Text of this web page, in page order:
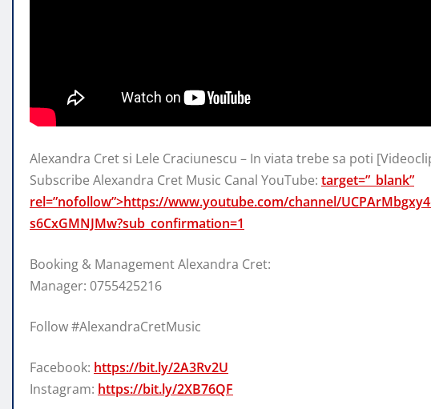
Alexandra Cret si Lele Craciunescu – In viata trebe sa poti
Subscribe Alexandra Cret Music Canal YouTube: target=”_blank”
rel=”nofollow”>https://www.youtube.com/channel/
s6CxGMNJMw?sub_confirmation=1
Booking & Management Alexandra Cret:
Manager: 0755425216
Follow #AlexandraCretMusic
Facebook: https://bit.ly/2A3Rv2U
Instagram: https://bit.ly/2XB76QF